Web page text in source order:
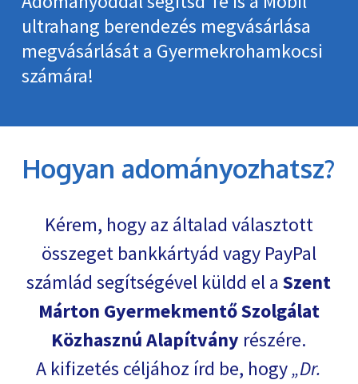
ultrahang berendezés megvásárlása
megvásárlását a Gyermekrohamkocsi
számára!
Hogyan adományozhatsz?
Kérem, hogy az általad választott
összeget bankkártyád vagy PayPal
számlád segítségével küldd el aSzent
Márton Gyermekmentő Szolgálat
Közhasznú Alapítvány részére.
A kifizetés céljához írd be, hogy Dr.